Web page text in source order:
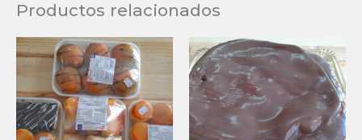
Productos relacionados